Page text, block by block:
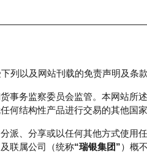
市场统计 瑞银轮证教室
列以及网站刊载的免责声明及条款
事务监察委员会监管。本网站所
何结构性产品进行交易的其他国
派、分享或以任何其他方式使
联属公司（统称“瑞银集团”）概